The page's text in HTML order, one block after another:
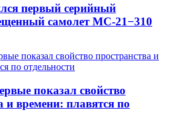
первый серийный
самолет МС-21−310
показал свойство
и времени: плавятся по